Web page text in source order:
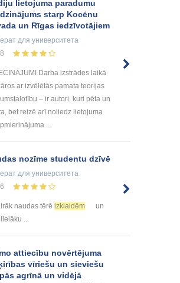
lietojuma paradumu
starp Kocēnu
un Rīgas iedzīvotājiem
для университета
Darba izstrādes laikā
ar izvēlētās pamata teorijas
– ir autori, kuri pēta un
bet reizē arī noliedz lietojuma
...
nozīme studentu dzīvē
для университета
naudas tērē izklaidēm
un
...
attiecību novērtējuma
vīriešu un sieviešu
agrīnā un vidējā